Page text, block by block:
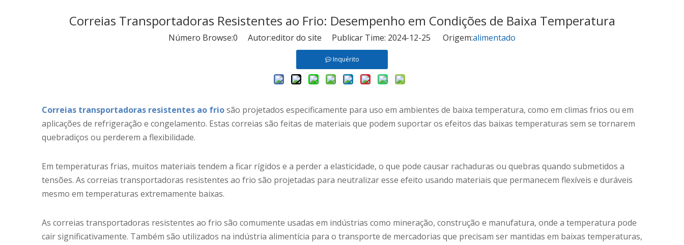
Correias Transportadoras Resistentes ao Frio: Desempenho em Condições de Baixa Temperatura
Número Browse:0 Autor:editor do site Publicar Time: 2024-12-25 Origem:alimentado
Inquérito
Correias transportadoras resistentes ao friosão projetados especificamente para uso em ambientes de baixa temperatura, como em climas frios ou em
aplicações de refrigeração e congelamento. Estas correias são feitas de materiais que podem suportar os efeitos das baixas temperaturas sem se tornarem
quebradiços ou perderem a flexibilidade.
Em temperaturas frias, muitos materiais tendem a ficar rígidos e a perder a elasticidade, o que pode causar rachaduras ou quebras quando submetidos a
tensões. As correias transportadoras resistentes ao frio são projetadas para neutralizar esse efeito usando materiais que permanecem flexíveis e duráveis ​​
mesmo em temperaturas extremamente baixas.
As correias transportadoras resistentes ao frio são comumente usadas em indústrias como mineração, construção e manufatura, onde a temperatura pode
cair significativamente. Também são utilizados na indústria alimentícia para o transporte de mercadorias que precisam ser mantidas em baixas temperaturas,